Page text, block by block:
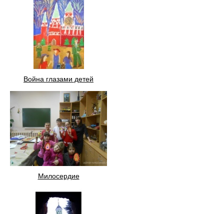
Война глазами детей
Милосердие